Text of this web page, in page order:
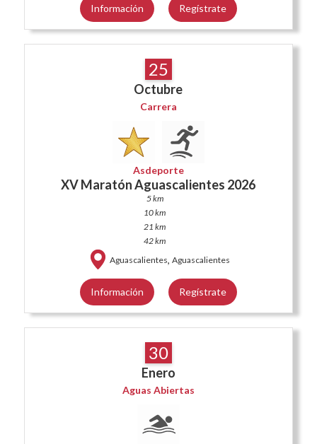
Información Regístrate
25
Octubre
Carrera
Asdeporte
XV Maratón Aguascalientes 2026
5 km
10 km
21 km
42 km
Aguascalientes, Aguascalientes
Información Regístrate
30
Enero
Aguas Abiertas